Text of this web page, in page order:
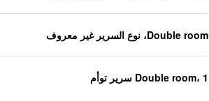
Double room، نوع السرير غير معروف
Double room، 1 سرير توأم